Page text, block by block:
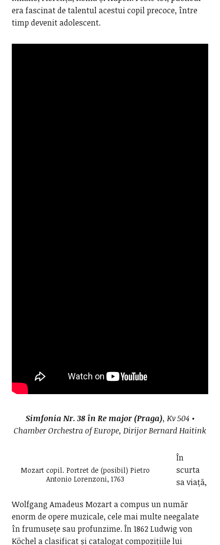
era fascinat de talentul acestui copil precoce, între
timp devenit adolescent.
Simfonia Nr. 38 în Re major (Praga), Kv 504 •
Chamber Orchestra of Europe, Dirijor Bernard Haitink
Mozart copil. Portret de (posibil) Pietro
Antonio Lorenzoni, 1763
În
scurta
sa viață,
Wolfgang Amadeus Mozart a compus un număr
enorm de opere muzicale, cele mai multe neegalate
în frumusețe sau profunzime. În 1862 Ludwig von
Köchel a clasificat și catalogat compozițiile lui